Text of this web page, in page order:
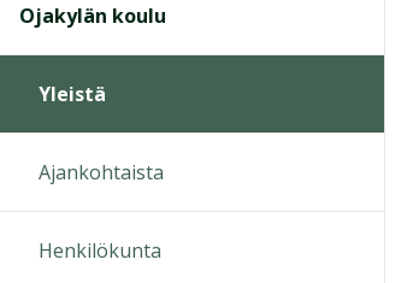
Ojakylän koulu
Yleistä
Ajankohtaista
Henkilökunta